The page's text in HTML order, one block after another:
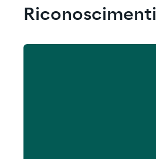
Riconoscimenti